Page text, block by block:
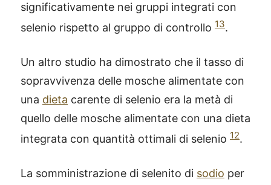
significativamente nei gruppi integrati con
selenio rispetto al gruppo di controllo 13.
Un altro studio ha dimostrato che il tasso di
sopravvivenza delle mosche alimentate con
una dieta carente di selenio era la metà di
quello delle mosche alimentate con una dieta
integrata con quantità ottimali di selenio 12.
La somministrazione di selenito di sodio per